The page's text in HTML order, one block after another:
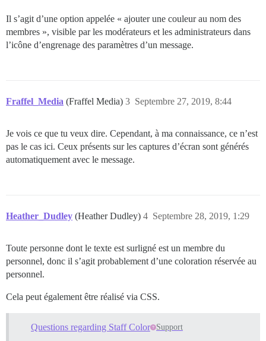
Il s’agit d’une option appelée « ajouter une couleur au nom des
membres », visible par les modérateurs et les administrateurs dans
l’icône d’engrenage des paramètres d’un message.
Fraffel_Media (Fraffel Media) Septembre 27, 2019, 8:44
3
Je vois ce que tu veux dire. Cependant, à ma connaissance, ce n’est
pas le cas ici. Ceux présents sur les captures d’écran sont générés
automatiquement avec le message.
Heather_Dudley (Heather Dudley) Septembre 28, 2019, 1:29
4
Toute personne dont le texte est surligné est un membre du
personnel, donc il s’agit probablement d’une coloration réservée au
personnel.
Cela peut également être réalisé via CSS.
Questions regarding Staff Color Support